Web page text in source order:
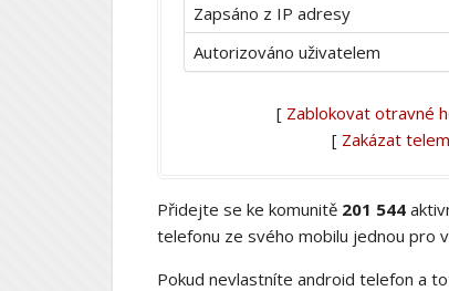
Zapsáno z IP adresy
Autorizováno uživatelem
[ Zablokovat otravné
[ Zakázat
Přidejte se ke komunitě 201 544
telefonu ze svého mobilu jednou pro
Pokud nevlastníte android telefon a